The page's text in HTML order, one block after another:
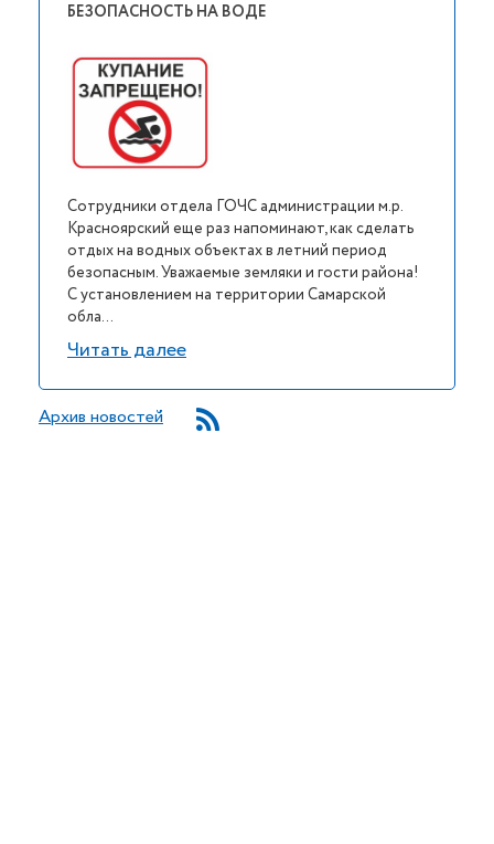
БЕЗОПАСНОСТЬ НА ВОДЕ
Сотрудники отдела ГОЧС администрации м.р.
Красноярский еще раз напоминают, как сделать
отдых на водных объектах в летний период
безопасным. Уважаемые земляки и гости района!
С установлением на территории Самарской
обла...
Читать далее
Архив новостей